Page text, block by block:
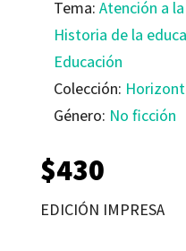
Tema: Atención a
Historia de la
Educación
Colección:
Género: No ficción
$430
EDICIÓN IMPRESA